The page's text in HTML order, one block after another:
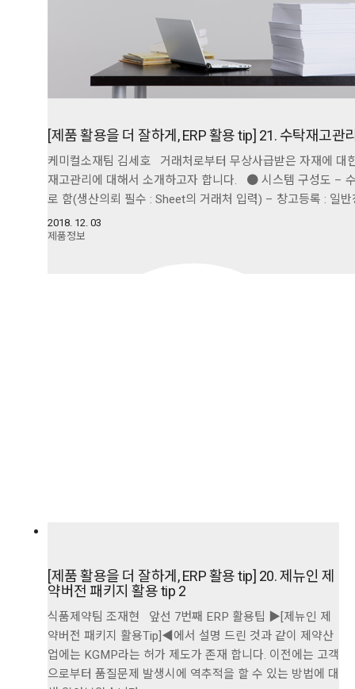
[제품 활용을 더 잘하게, ERP 활용 tip] 21. 수탁재고관
케미컬소재팀 김세호 거래처로부터 무상사급받은 자재에 대
재고관리에 대해서 소개하고자 합니다. ● 시스템 구성도 –
로 함(생산의뢰 필수 : Sheet의 거래처 입력) – 창고등록 : 일
2018. 12. 03
제품정보
[제품 활용을 더 잘하게, ERP 활용 tip] 20. 제뉴인 제
약버전 패키지 활용 tip 2
식품제약팀 조재현 앞선 7번째 ERP 활용팁 ▶[제뉴인 제
약버전 패키지 활용Tip]◀에서 설명 드린 것과 같이 제약산
업에는 KGMP라는 허가 제도가 존재 합니다. 이전에는 고객
으로부터 품질문제 발생시에 역추적을 할 수 있는 방법에 대